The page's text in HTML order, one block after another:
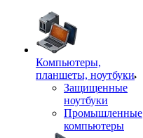
Компьютеры,
планшеты, ноутбуки
Защищенные
ноутбуки
Промышленные
компьютеры